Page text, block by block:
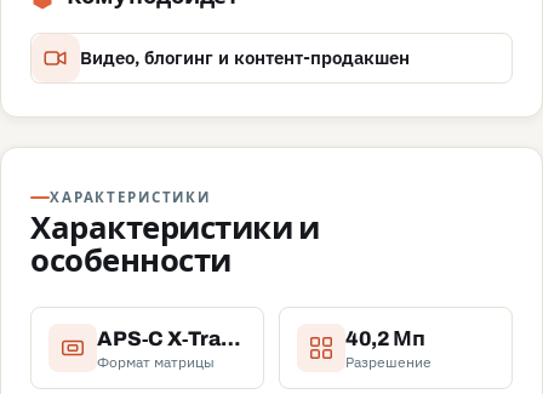
Видео, блогинг и контент-продакшен
ХАРАКТЕРИСТИКИ
Характеристики и
особенности
APS‑C X‑Trans CMOS 5 HR
Формат матрицы
40,2 Мп
Разрешение